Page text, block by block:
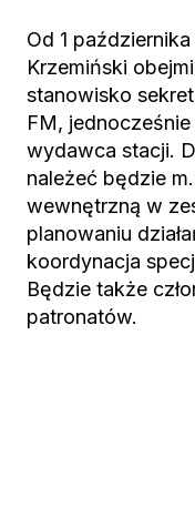
Od 1
Krzemiński
stanowisko
FM,
wydawca stacji.
należeć będzie
wewnętrzną w
planowaniu
koordynacja
Będzie także
patronatów.